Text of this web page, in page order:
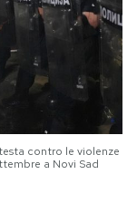
contro le violenze
a Novi Sad